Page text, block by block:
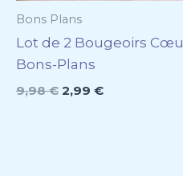
Bons Plans
Lot de 2 Bougeoirs
Bons-Plans
9,98€ 2,99 €